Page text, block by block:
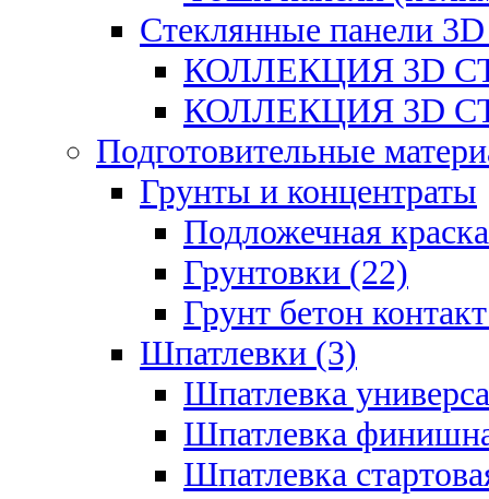
Стеклянные панели 3D
КОЛЛЕКЦИЯ 3D
КОЛЛЕКЦИЯ 3D
Подготовительные
Грунты и концентраты
Подложечная
Грунтовки (22)
Грунт бетон
Шпатлевки (3)
Шпатлевка
Шпатлевка
Шпатлевка